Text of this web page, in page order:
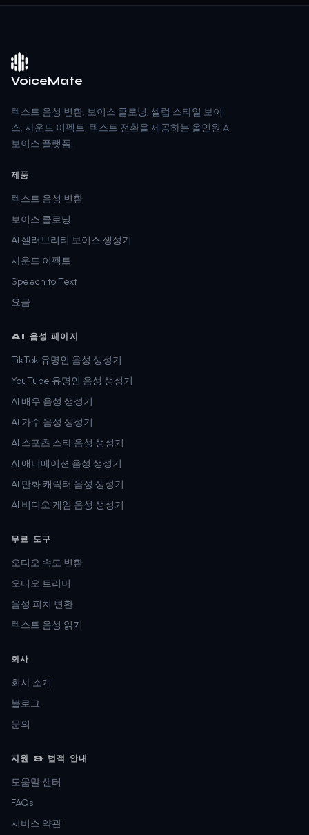
VoiceMate
텍스트 음성 변환, 보이스 클로닝, 셀럽 스타일 보이
스, 사운드 이펙트, 텍스트 전환을 제공하는 올인원 AI
보이스 플랫폼.
제품
텍스트 음성 변환
보이스 클로닝
AI 셀러브리티 보이스 생성기
사운드 이펙트
Speech to Text
요금
AI 음성 페이지
TikTok 유명인 음성 생성기
YouTube 유명인 음성 생성기
AI 배우 음성 생성기
AI 가수 음성 생성기
AI 스포츠 스타 음성 생성기
AI 애니메이션 음성 생성기
AI 만화 캐릭터 음성 생성기
AI 비디오 게임 음성 생성기
무료 도구
오디오 속도 변환
오디오 트리머
음성 피치 변환
텍스트 음성 읽기
회사
회사 소개
블로그
문의
지원 & 법적 안내
도움말 센터
FAQs
서비스 약관